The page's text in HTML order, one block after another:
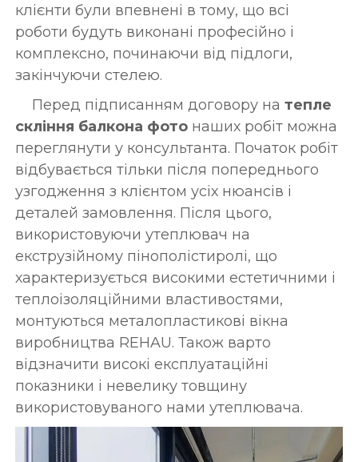
клієнти були впевнені в тому, що всі
роботи будуть виконані професійно і
комплексно, починаючи від підлоги,
закінчуючи стелею.
Перед підписанням договору на тепле
скління балкона фото наших робіт можна
переглянути у консультанта. Початок робіт
відбувається тільки після попереднього
узгодження з клієнтом усіх нюансів і
деталей замовлення. Після цього,
використовуючи утеплювач на
екструзійному пінополістиролі, що
характеризується високими естетичними і
теплоізоляційними властивостями,
монтуються металопластикові вікна
виробництва REHAU. Також варто
відзначити високі експлуатаційні
показники і невелику товщину
використовуваного нами утеплювача.